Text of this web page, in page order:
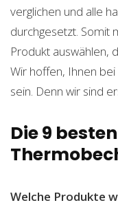
verglichen und alle
durchgesetzt. Somit
Produkt auswählen,
Wir hoffen, Ihnen
sein. Denn wir sind
Die 9
Welche Produkte